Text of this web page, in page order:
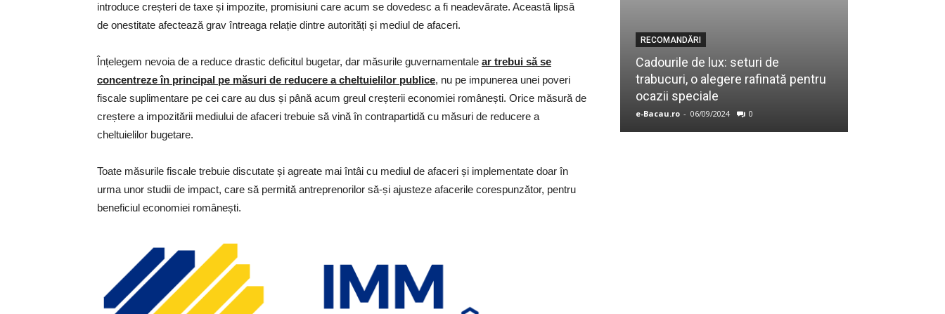
introduce creșteri de taxe și impozite, promisiuni care acum se dovedesc a fi neadevărate. Această lipsă
de onestitate afectează grav întreaga relație dintre autorități și mediul de afaceri.
Înțelegem nevoia de a reduce drastic deficitul bugetar, dar măsurile guvernamentale ar trebui să se
concentreze în principal pe măsuri de reducere a cheltuielilor publice, nu pe impunerea unei poveri
fiscale suplimentare pe cei care au dus și până acum greul creșterii economiei românești. Orice măsură de
creștere a impozitării mediului de afaceri trebuie să vină în contrapartidă cu măsuri de reducere a
cheltuielilor bugetare.
Toate măsurile fiscale trebuie discutate și agreate mai întâi cu mediul de afaceri și implementate doar în
urma unor studii de impact, care să permită antreprenorilor să-și ajusteze afacerile corespunzător, pentru
beneficiul economiei românești.
RECOMANDĂRI
Cadourile de lux: seturi de
trabucuri, o alegere rafinată pentru
ocazii speciale
e-Bacau.ro - 06/09/2024 0